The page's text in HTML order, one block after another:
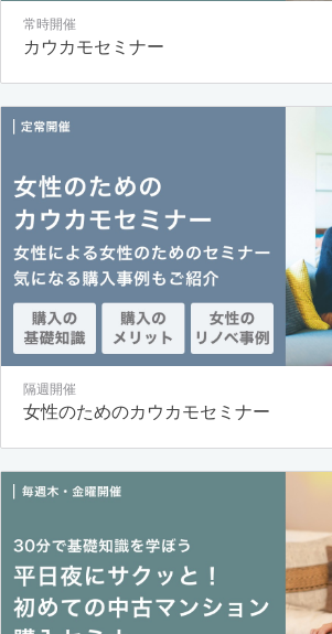
常時開催
カウカモセミナー
隔週開催
女性のためのカウカモセミナー